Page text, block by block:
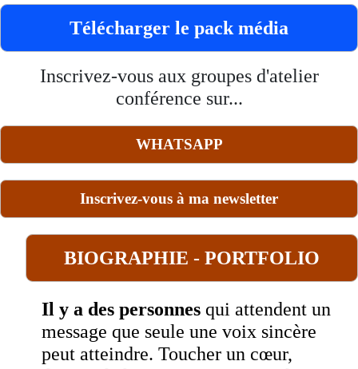
Télécharger le pack média
Inscrivez-vous aux groupes d'atelier
conférence sur...
WHATSAPP
Inscrivez-vous à ma newsletter
BIOGRAPHIE - PORTFOLIO
Il y a des personnes qui attendent un
message que seule une voix sincère
peut atteindre. Toucher un cœur,